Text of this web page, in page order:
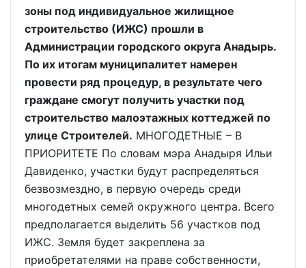
зоны под индивидуальное жилищное
строительство (ИЖС) прошли в
Администрации городского округа Анадырь.
По их итогам муниципалитет намерен
провести ряд процедур, в результате чего
граждане смогут получить участки под
строительство малоэтажных коттеджей по
улице Строителей. МНОГОДЕТНЫЕ – В
ПРИОРИТЕТЕ По словам мэра Анадыря Ильи
Давиденко, участки будут распределяться
безвозмездно, в первую очередь среди
многодетных семей окружного центра. Всего
предполагается выделить 56 участков под
ИЖС. Земля будет закреплена за
приобретателями на праве собственности,